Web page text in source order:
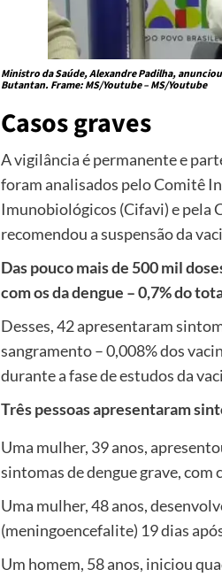
Ministro da Saúde, Alexandre Padilha,
Butantan. Frame: MS/Youtube – MS/Youtube
Casos graves
A vigilância é permanente e
foram analisados pelo Comitê
Imunobiológicos (Cifavi) e pela
recomendou a suspensão da
Das pouco mais de 500 mil
com os da dengue – 0,7% do
Desses, 42 apresentaram
sangramento – 0,008% dos
durante a fase de estudos da
Três pessoas apresentaram
Uma mulher, 39 anos,
sintomas de dengue grave, com
Uma mulher, 48 anos,
(meningoencefalite) 19 dias
Um homem, 58 anos, iniciou